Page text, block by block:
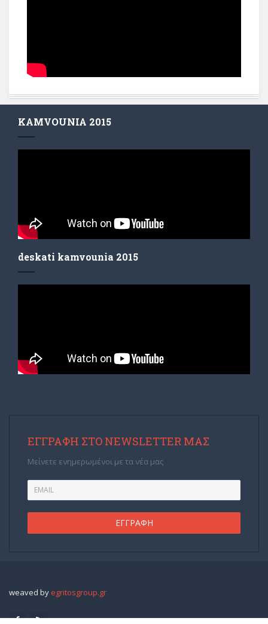
KAMVOUNIA 2015
deskati kamvounia 2015
ΕΓΓΡΑΦΉ ΣΤΟ NEWSLETTER ΜΑΣ
Μείνετε ενημερωμένοι με τα νέα μας
weaved by egritosgroup.gr